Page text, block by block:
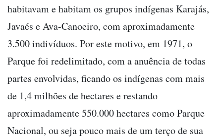
habitavam e habitam os grupos indígenas Karajás,
Javaés e Ava-Canoeiro, com aproximadamente
3.500 indivíduos. Por este motivo, em 1971, o
Parque foi redelimitado, com a anuência de todas
partes envolvidas, ficando os indígenas com mais
de 1,4 milhões de hectares e restando
aproximadamente 550.000 hectares como Parque
Nacional, ou seja pouco mais de um terço de sua